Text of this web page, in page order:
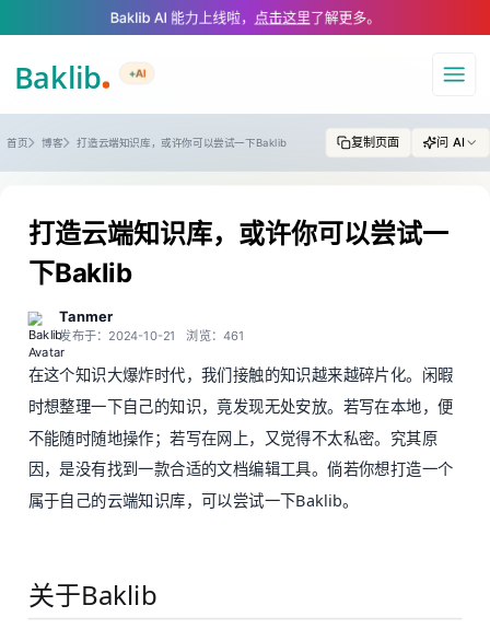
A Markdown version of this page is available at https://
Baklib AI 能力上线啦， 点击这里了解更多。
+AI
导航
首页 博客 打造云端知识库，或许你可以尝试一下Baklib 复制页面 问 AI
打造云端知识库，或许你可以尝试一
下Baklib
Tanmer
发布于：2024-10-21 浏览：461
在这个知识大爆炸时代，我们接触的知识越来越碎片化。闲暇
时想整理一下自己的知识，竟发现无处安放。若写在本地，便
不能随时随地操作；若写在网上，又觉得不太私密。究其原
因，是没有找到一款合适的文档编辑工具。倘若你想打造一个
属于自己的云端知识库，可以尝试一下Baklib。
关于Baklib